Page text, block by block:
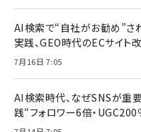
AI検索で“自社がお勧め”さ
実践、GEO時代のECサイト
7月16日 7:05
AI検索時代、なぜSNSが重
践“フォロワー6倍・